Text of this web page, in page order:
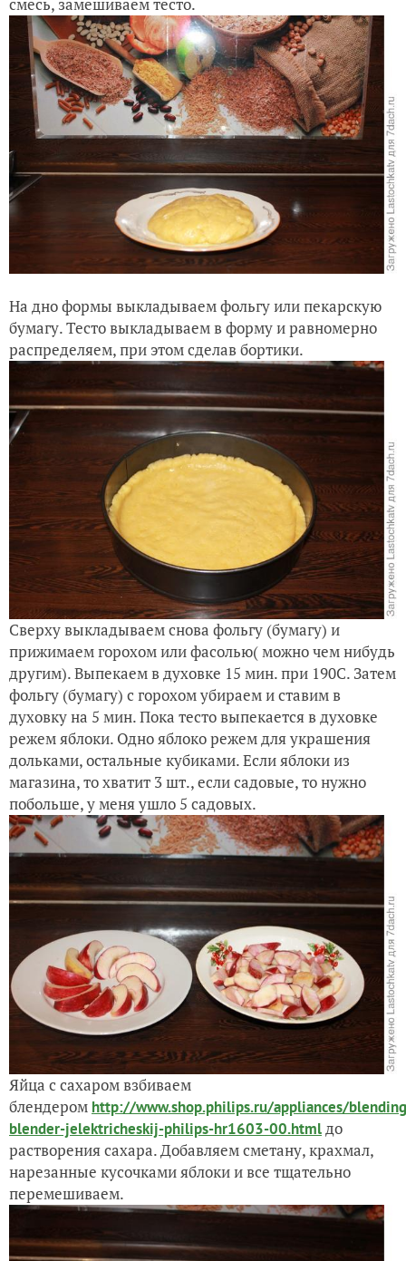
На дно формы выкладываем фольгу или пекарскую
бумагу. Тесто выкладываем в форму и равномерно
распределяем, при этом сделав бортики.
Сверху выкладываем снова фольгу (бумагу) и
прижимаем горохом или фасолью( можно чем нибудь
другим). Выпекаем в духовке 15 мин. при 190С. Затем
фольгу (бумагу) с горохом убираем и ставим в
духовку на 5 мин. Пока тесто выпекается в духовке
режем яблоки. Одно яблоко режем для украшения
дольками, остальные кубиками. Если яблоки из
магазина, то хватит 3 шт., если садовые, то нужно
побольше, у меня ушло 5 садовых.
Яйца с сахаром взбиваем
блендером http://www.shop.philips.ru/appliances/
blender-jelektricheskij-philips-hr1603-00.html до
растворения сахара. Добавляем сметану, крахмал,
нарезанные кусочками яблоки и все тщательно
перемешиваем.